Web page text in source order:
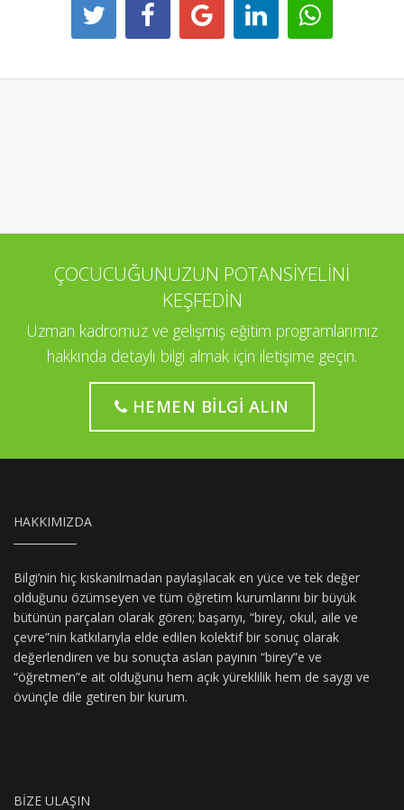
ÇOCUCUĞUNUZUN POTANSİYELİNİ
KEŞFEDİN
Uzman kadromuz ve gelişmiş eğitim programlarımız
hakkında detaylı bilgi almak için iletişime geçin.
HEMEN BILGI ALIN
HAKKIMIZDA
Bilgi’nin hiç kıskanılmadan paylaşılacak en yüce ve tek değer
olduğunu özümseyen ve tüm öğretim kurumlarını bir büyük
bütünün parçaları olarak gören; başarıyı, “birey, okul, aile ve
çevre”nin katkılarıyla elde edilen kolektif bir sonuç olarak
değerlendiren ve bu sonuçta aslan payının “birey”e ve
“öğretmen”e ait olduğunu hem açık yüreklilik hem de saygı ve
övünçle dile getiren bir kurum.
BIZE ULAŞIN